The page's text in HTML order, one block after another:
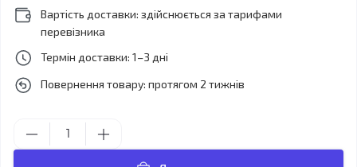
Вартість доставки: здійснюється за тарифами
перевізника
Термін доставки: 1–3 дні
Повернення товару: протягом 2 тижнів